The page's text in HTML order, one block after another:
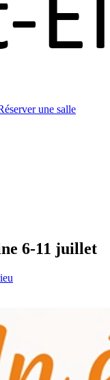
une salle
6-11 juillet